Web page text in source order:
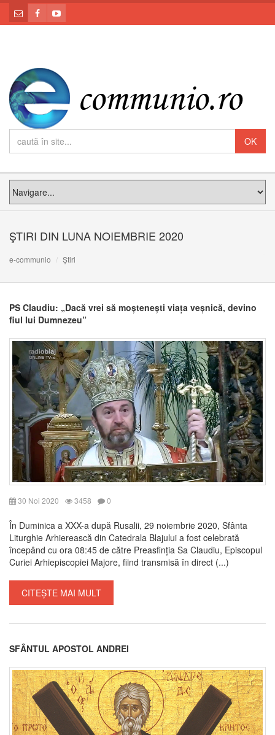
ŞTIRI DIN LUNA NOIEMBRIE 2020
e-communio Știri
PS Claudiu: „Dacă vrei să moștenești viața veșnică, devino
fiul lui Dumnezeu”
30 Noi 2020 3458 0
În Duminica a XXX-a după Rusalii, 29 noiembrie 2020, Sfânta
Liturghie Arhierească din Catedrala Blajului a fost celebrată
începând cu ora 08:45 de către Preasfinția Sa Claudiu, Episcopul
Curiei Arhiepiscopiei Majore, fiind transmisă în direct (...)
CITEȘTE MAI MULT
SFÂNTUL APOSTOL ANDREI